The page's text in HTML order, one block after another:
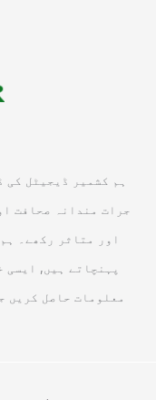
ہم کشمیر ڈیجیٹل
جرات مندانہ صحافت
اور متاثر رکھے۔
پہنچاتے ہیں, ایسی
معلومات حاصل کریں